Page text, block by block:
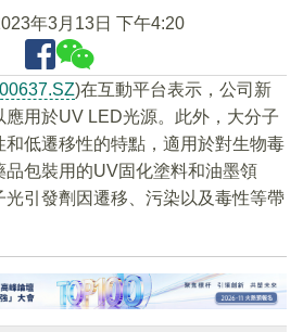
年3月13日 下午4:20
)在互動平台表示，公司新
用於UV LED光源。此外，大分子
低遷移性的特點，適用於對生物毒
包裝用的UV固化塗料和油墨領
引發劑因遷移、污染以及毒性等帶